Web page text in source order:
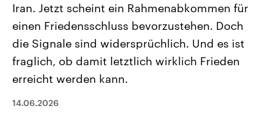
USA
Aktuelle Beiträge, Analysen und
Hintergründe
Wirtschaftlich und militärisch
gehören die Vereinigten Staaten zu
mit großem Einfluss auf das
aktuelle Weltgeschehen.
Nahostkonflikt
Aktuelle Lage und
Der Überfall der
Iran. Jetzt scheint ein Rahmenabkommen für
einen Friedensschluss bevorzustehen. Doch
die Signale sind widersprüchlich. Und es ist
fraglich, ob damit letztlich wirklich Frieden
erreicht werden kann.
14.06.2026